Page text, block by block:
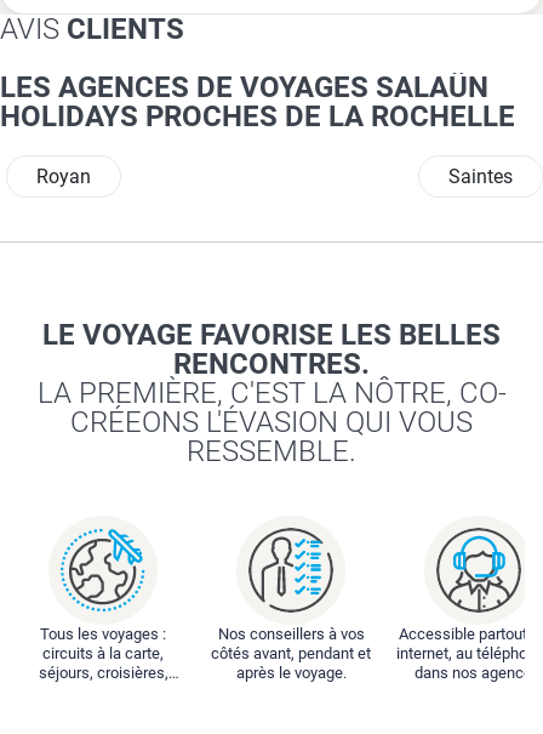
AVIS CLIENTS
LES AGENCES DE VOYAGES SALAÜN
HOLIDAYS PROCHES DE LA ROCHELLE
Royan Saintes
LE VOYAGE FAVORISE LES BELLES
RENCONTRES.
LA PREMIÈRE, C'EST LA NÔTRE, CO-
CRÉEONS L'ÉVASION QUI VOUS
RESSEMBLE.
Tous les voyages :
circuits à la carte,
séjours, croisières,
Nos conseillers à vos
côtés avant, pendant et
après le voyage.
Accessible partout :
internet, au
dans nos agences.